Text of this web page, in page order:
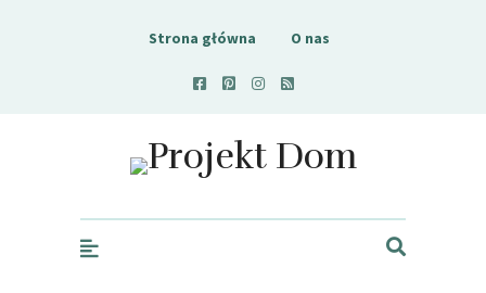
Strona główna O nas
Projekt Dom